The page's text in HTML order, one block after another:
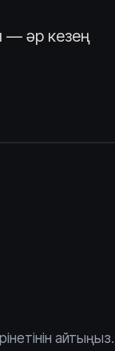
— әр кезең
айтыңыз.